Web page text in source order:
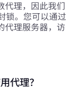
代理，因此我们
锁。您可以通过
代理服务器，访
代理？